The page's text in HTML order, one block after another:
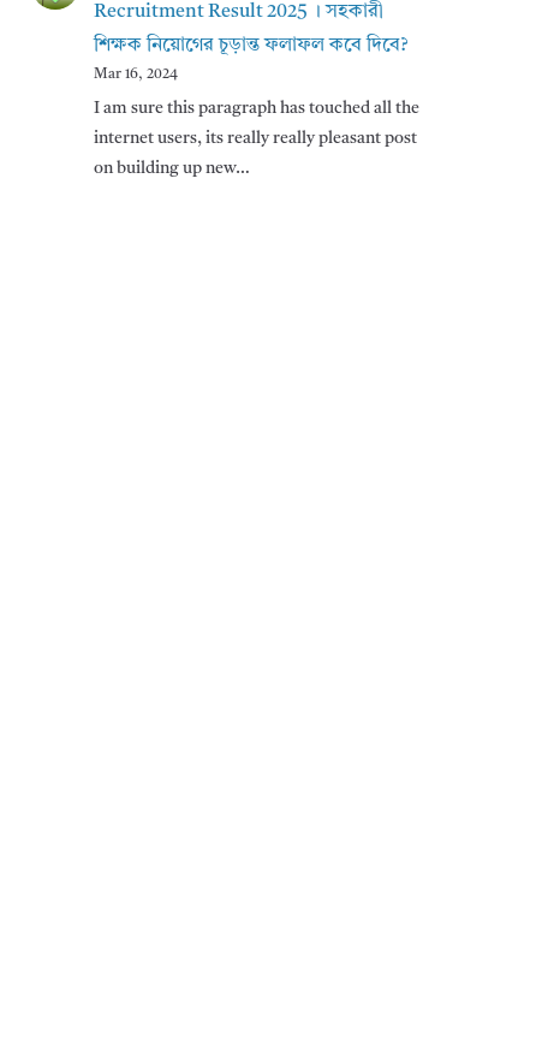
Recruitment Result 2025 । সহকারী
শিক্ষক নিয়োগের চূড়ান্ত ফলাফল কবে দিবে?
Mar 16, 2024
I am sure this paragraph has touched all the
internet users, its really really pleasant post
on building up new…